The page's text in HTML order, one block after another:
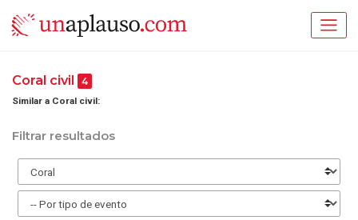
Coral civil 4
Similar a Coral civil:
Filtrar resultados